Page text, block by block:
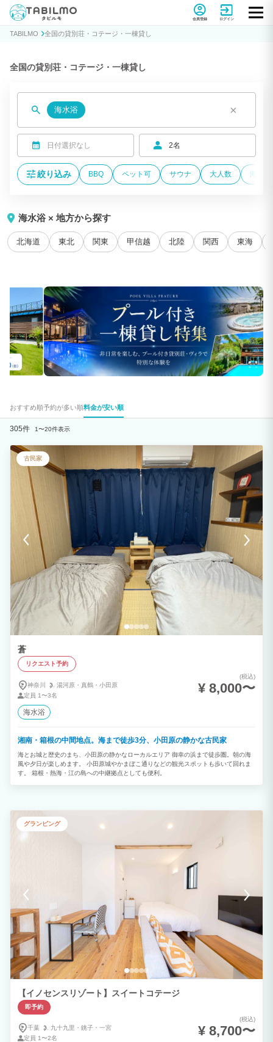
貸別荘コテージ・一棟貸し宿泊予約サイトTABILMO(タビルモ)
会員登録 ログイン
TABILMO 全国の貸別荘・コテージ・一棟貸し
全国の貸別荘・コテージ・一棟貸し
海水浴 ×
日付選択なし 2名
絞り込み BBQ ペット可 サウナ 大人数 海が
海水浴 × 地方から探す
北海道 東北 関東 甲信越 北陸 関西 東海
おすすめ順予約が多い順料金が安い順
305件 1〜20件表示
古民家
蒼
リクエスト予約
神奈川 湯河原・ 真鶴・ 小田原
定員 1〜3名
(税込)
¥ 8,000〜
海水浴
湘南・箱根の中間地点。海まで徒歩3分、小田原の静かな古民家
海とお城と歴史のまち、小田原の静かなローカルエリア 御幸の浜まで徒歩圏。朝の海
風や夕日が楽しめます。 小田原城やかまぼこ通りなどの観光スポットも歩いて回れま
す。 箱根・熱海・江の島への中継拠点としても便利。
グランピング
【イノセンスリゾート】スイートコテージ
即予約
千葉 九十九里・ 銚子・ 一宮
定員 1〜2名
(税込)
¥ 8,700〜